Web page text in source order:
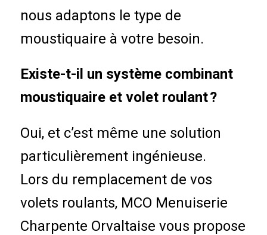
nous adaptons le type de
moustiquaire à votre besoin.
Existe-t-il un système combinant
moustiquaire et volet roulant ?
Oui, et c’est même une solution
particulièrement ingénieuse.
Lors du remplacement de vos
volets roulants, MCO Menuiserie
Charpente Orvaltaise vous propose